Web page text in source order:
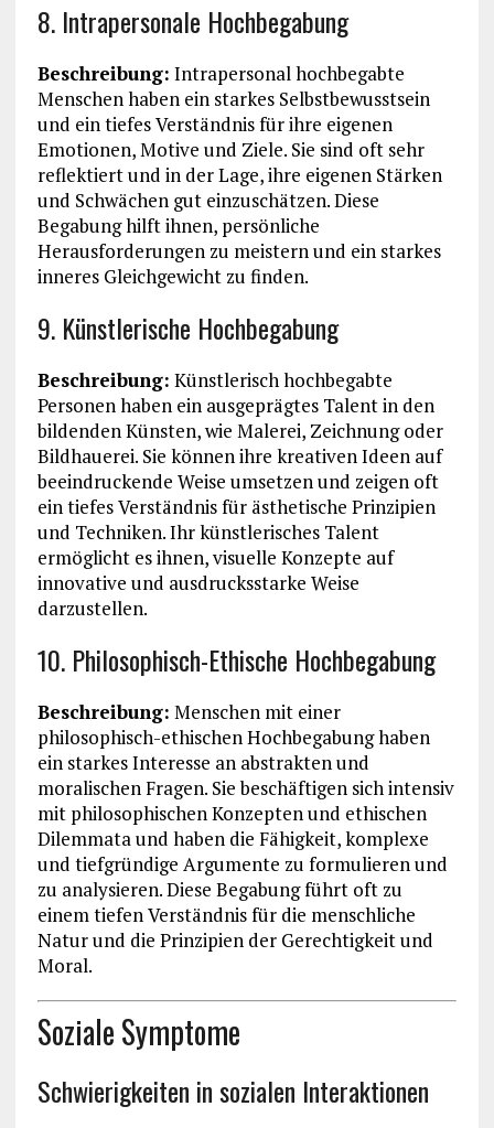
8. Intrapersonale Hochbegabung
Beschreibung: Intrapersonal hochbegabte
Menschen haben ein starkes Selbstbewusstsein
und ein tiefes Verständnis für ihre eigenen
Emotionen, Motive und Ziele. Sie sind oft sehr
reflektiert und in der Lage, ihre eigenen Stärken
und Schwächen gut einzuschätzen. Diese
Begabung hilft ihnen, persönliche
Herausforderungen zu meistern und ein starkes
inneres Gleichgewicht zu finden.
9. Künstlerische Hochbegabung
Beschreibung: Künstlerisch hochbegabte
Personen haben ein ausgeprägtes Talent in den
bildenden Künsten, wie Malerei, Zeichnung oder
Bildhauerei. Sie können ihre kreativen Ideen auf
beeindruckende Weise umsetzen und zeigen oft
ein tiefes Verständnis für ästhetische Prinzipien
und Techniken. Ihr künstlerisches Talent
ermöglicht es ihnen, visuelle Konzepte auf
innovative und ausdrucksstarke Weise
darzustellen.
10. Philosophisch-Ethische Hochbegabung
Beschreibung: Menschen mit einer
philosophisch-ethischen Hochbegabung haben
ein starkes Interesse an abstrakten und
moralischen Fragen. Sie beschäftigen sich intensiv
mit philosophischen Konzepten und ethischen
Dilemmata und haben die Fähigkeit, komplexe
und tiefgründige Argumente zu formulieren und
zu analysieren. Diese Begabung führt oft zu
einem tiefen Verständnis für die menschliche
Natur und die Prinzipien der Gerechtigkeit und
Moral.
Soziale Symptome
Schwierigkeiten in sozialen Interaktionen